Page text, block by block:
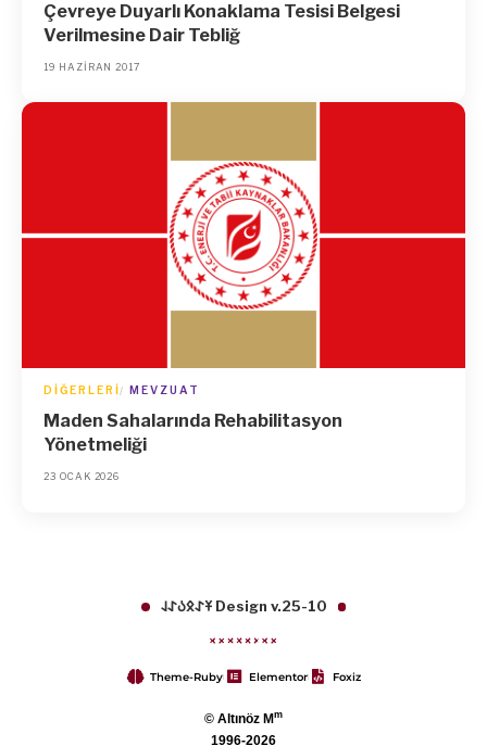
Çevreye Duyarlı Konaklama Tesisi Belgesi
Verilmesine Dair Tebliğ
19 HAZIRAN 2017
DIĞERLERI MEVZUAT
Maden Sahalarında Rehabilitasyon
Yönetmeliği
23 OCAK 2026
𐱁𐰀𐰋𐰉𐰀𐰞 Design v.25-10
Theme-Ruby Elementor Foxiz
© Altınöz Mm
1996-2026